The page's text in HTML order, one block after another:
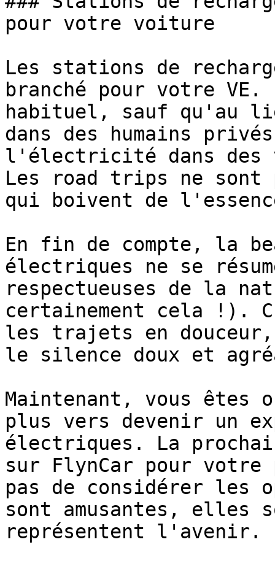
pour votre voiture
Les stations de
branché pour votre
habituel, sauf qu'au
dans des humains
l'électricité dans des
Les road trips ne sont
qui boivent de
En fin de compte, la
électriques ne se
respectueuses de la
certainement cela !).
les trajets en
le silence doux et
Maintenant, vous êtes
plus vers devenir un
électriques. La
sur FlynCar pour votre
pas de considérer les
sont amusantes,
représentent l'avenir.